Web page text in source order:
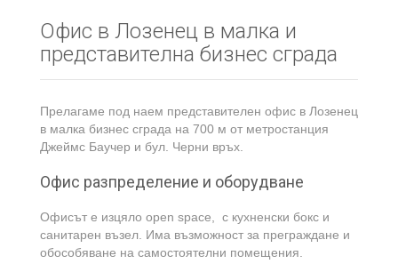
Офис в Лозенец в малка и
представителна бизнес сграда
Прелагаме под наем представителен офис в Лозенец
в малка бизнес сграда на 700 м от метростанция
Джеймс Баучер и бул. Черни връх.
Офис разпределение и оборудване
Офисът е изцяло open space, с кухненски бокс и
санитарен възел. Има възможност за преграждане и
обособяване на самостоятелни помещения.